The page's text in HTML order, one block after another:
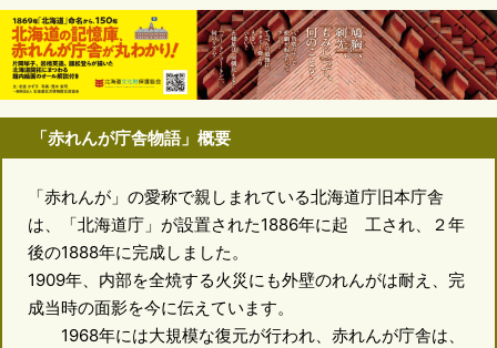
「赤れんが庁舎物語」概要
「赤れんが」の愛称で親しまれている北海道庁旧本庁舎
は、「北海道庁」が設置された1886年に起 工され、２年
後の1888年に完成しました。
1909年、内部を全焼する火災にも外壁のれんがは耐え、完
成当時の面影を今に伝えています。
1968年には大規模な復元が行われ、赤れんが庁舎は、